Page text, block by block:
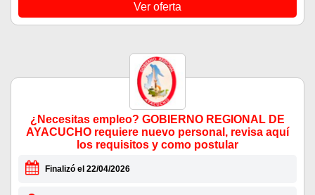
Ver oferta
¿Necesitas empleo? GOBIERNO REGIONAL DE
AYACUCHO requiere nuevo personal, revisa aquí
los requisitos y como postular
Finalizó el 22/04/2026